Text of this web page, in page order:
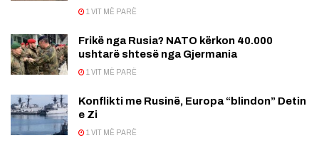
1 VIT MË PARË
Frikë nga Rusia? NATO kërkon 40.000
ushtarë shtesë nga Gjermania
1 VIT MË PARË
Konflikti me Rusinë, Europa “blindon” Detin
e Zi
1 VIT MË PARË